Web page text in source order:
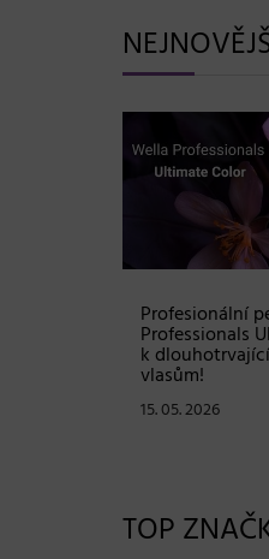
Profesionální
Professionals
k
vlasům!
15. 05. 2026
TOP